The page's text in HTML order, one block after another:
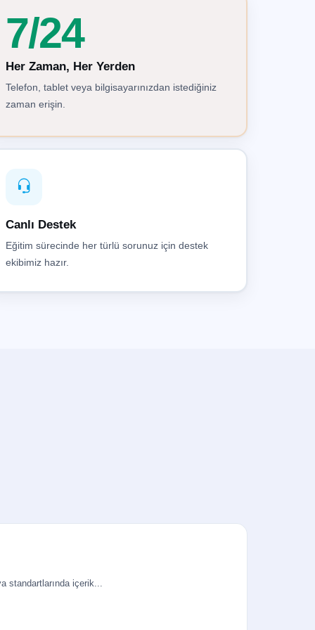
7/24
Her Zaman, Her Yerden
Telefon, tablet veya bilgisayarınızdan istediğiniz
zaman erişin.
Canlı Destek
Eğitim sürecinde her türlü sorunuz için destek
ekibimiz hazır.
standartlarında içerik...